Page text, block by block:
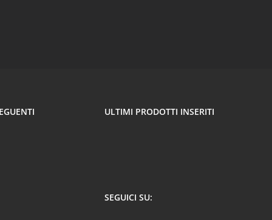
ULTIMI PRODOTTI INSERITI
SEGUICI SU: